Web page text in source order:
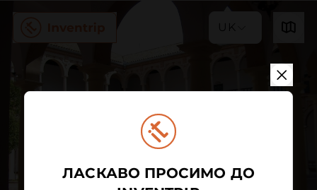
UK
ЛАСКАВО ПРОСИМО ДО